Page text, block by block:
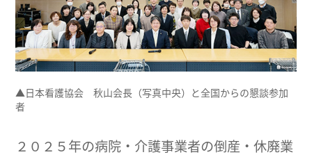
▲日本看護協会 秋山会長（写真中央）と全国からの懇談参加
者
２０２５年の病院・介護事業者の倒産・休廃業